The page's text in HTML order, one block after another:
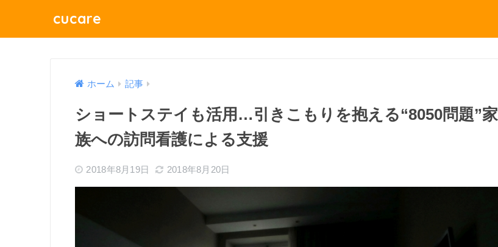
cucare
ホーム 記事
ショートステイも活用…引きこもりを抱える“8050問題”家
族への訪問看護による支援
2018年8月19日 2018年8月20日